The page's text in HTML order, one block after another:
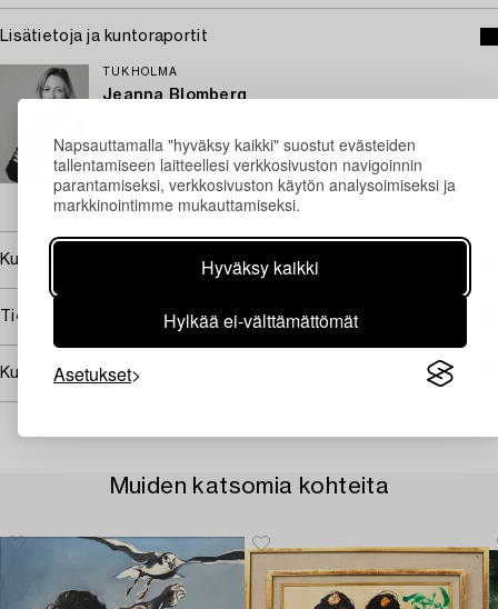
Napsauttamalla "hyväksy kaikki" suostut evästeiden
tallentamiseen laitteellesi verkkosivuston navigoinnin
parantamiseksi, verkkosivuston käytön analysoimiseksi ja
markkinointimme mukauttamiseksi.
Hyväksy kaikki
Hylkää ei-välttämättömät
Asetukset
Lisätietoja ja kuntoraportit
TUKHOLMA
Jeanna Blomberg
+46 (0)766 64 67 74
Sähköposti
→ Kysyttyjä esineitä
Kuuluu jälleenmyyntikorvauksen piiriin
Tietoa ostamisesta
Kuvan käyttöoikeudet
Muiden katsomia kohteita